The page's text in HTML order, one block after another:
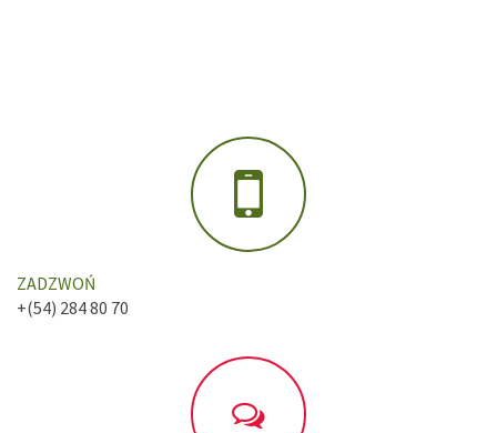
ZADZWOŃ
+(54) 284 80 70